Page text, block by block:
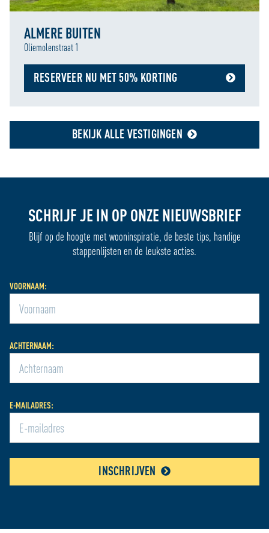
ALMERE BUITEN
Oliemolenstraat 1
RESERVEER NU MET 50% KORTING
BEKIJK ALLE VESTIGINGEN
SCHRIJF JE IN OP ONZE NIEUWSBRIEF
Blijf op de hoogte met wooninspiratie, de beste tips, handige
stappenlijsten en de leukste acties.
VOORNAAM:
ACHTERNAAM:
E-MAILADRES:
INSCHRIJVEN